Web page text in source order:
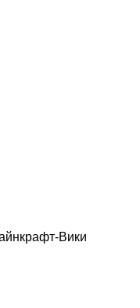
Вики